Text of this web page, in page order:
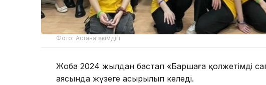
Фото: Астана әкімдігі
Жоба 2024 жылдан бастап «Баршаға қолжетімді
аясында жүзеге асырылып келеді.